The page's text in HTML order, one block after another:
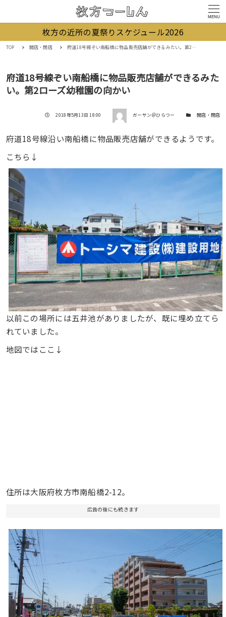
MENU
枚方の近所の夏祭りスケジュール2026
TOP 開店・閉店 府道18号線ぞい南船橋に物品販売店舗ができるみたい。第2ローズ幼稚園の向かい
府道18号線ぞい南船橋に物品販売店舗ができるみた
い。第2ローズ幼稚園の向かい
投稿日
2018年5月13日 18:00 著者 ガーサン＠ひらつー カテゴリー開店・閉店
府道18号線沿い南船橋に物品販売店舗ができるようです。
こちら↓
以前この場所には五井池がありましたが、既に埋め立てら
れていました。
地図ではここ↓
住所は大阪府枚方市南船橋2-12。
広告の後にも続きます